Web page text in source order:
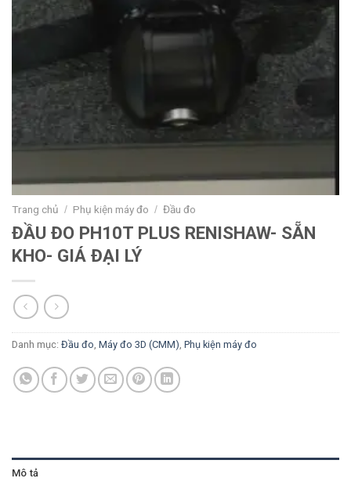
Trang chủ / Phụ kiện máy đo / Đầu đo
ĐẦU ĐO PH10T PLUS RENISHAW- SẴN
KHO- GIÁ ĐẠI LÝ
Danh mục: Đầu đo Máy đo 3D (CMM) Phụ kiện máy đo
Mô tả